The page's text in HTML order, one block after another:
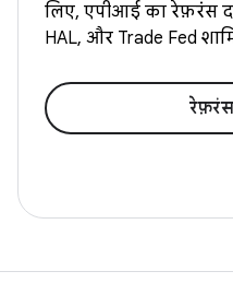
लिए, एपीआई का रेफ़रंस
HAL, और Trade Fed